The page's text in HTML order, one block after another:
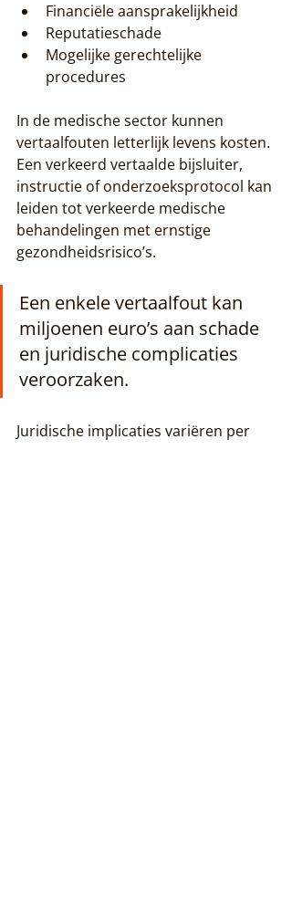
Financiële aansprakelijkheid
Reputatieschade
Mogelijke gerechtelijke
procedures
In de medische sector kunnen
vertaalfouten letterlijk levens kosten.
Een verkeerd vertaalde bijsluiter,
instructie of onderzoeksprotocol kan
leiden tot verkeerde medische
behandelingen met ernstige
gezondheidsrisico’s.
Een enkele vertaalfout kan
miljoenen euro’s aan schade
en juridische complicaties
veroorzaken.
Juridische implicaties variëren per